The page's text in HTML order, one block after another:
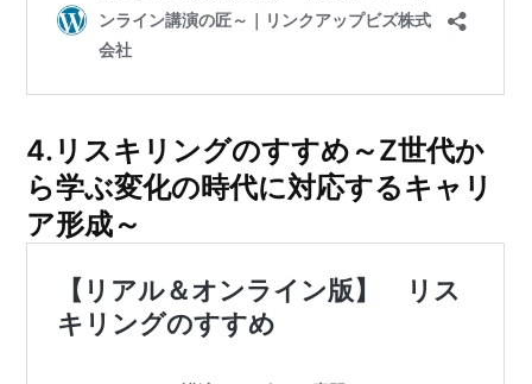
4.リスキリングのすすめ～Z世代か
ら学ぶ変化の時代に対応するキャリ
ア形成～